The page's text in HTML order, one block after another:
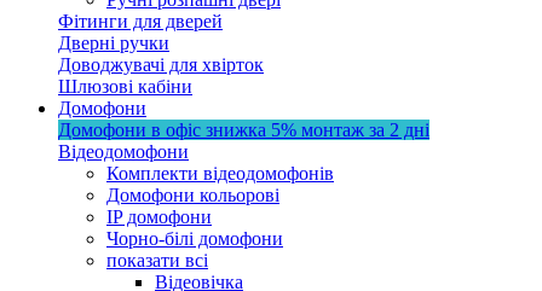
Фітинги для дверей
Дверні ручки
Доводжувачі для хвірток
Шлюзові кабіни
Домофони
Домофони в офіс знижка 5% монтаж за 2 дні
Відеодомофони
Комплекти відеодомофонів
Домофони кольорові
IP домофони
Чорно-білі домофони
показати всі
Відеовічка